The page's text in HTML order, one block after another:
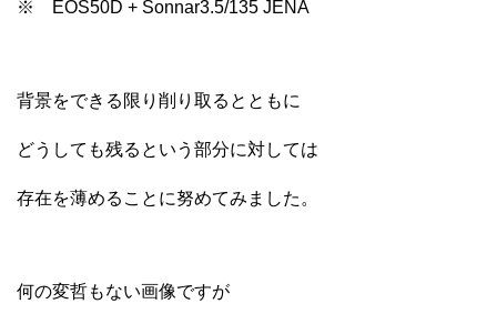
※ EOS50D + Sonnar3.5/135 JENA
背景をできる限り削り取るとともに
どうしても残るという部分に対しては
存在を薄めることに努めてみました。
何の変哲もない画像ですが